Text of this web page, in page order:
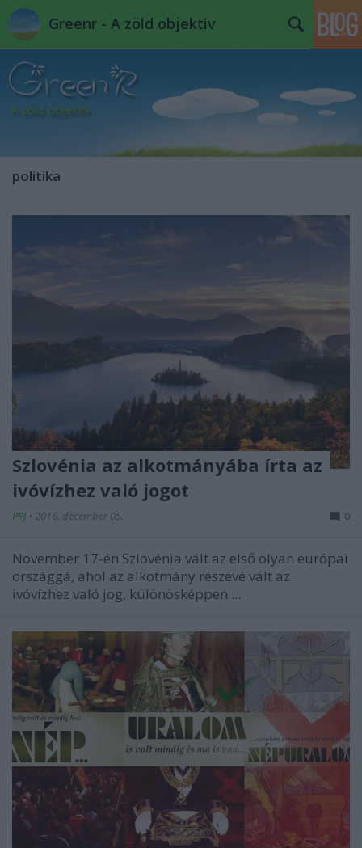
Greenr - A zöld objektív
politika
Szlovénia az alkotmányába írta az
ivóvízhez való jogot
PPJ • 2016. december 05. 0
November 17-én Szlovénia vált az első olyan európai
országgá, ahol az alkotmány részévé vált az
ivóvízhez való jog, különösképpen ...